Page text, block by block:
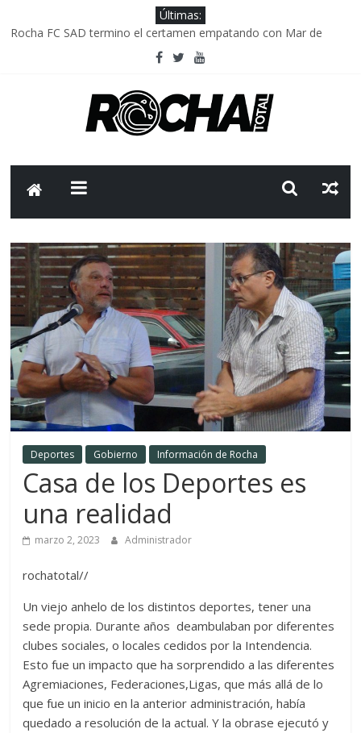
Últimas:
Rocha FC SAD termino el certamen empatando con Mar de
Delegación parlamentaria uruguaya llega a Israel; el Frente
Caso Charles Carrera: la causa que sobrevivió al paso del tiempo
Criminalidad en Uruguay: menos delitos,los homicidios son lo
Deportes Gobierno Información de Rocha
Casa de los Deportes es
una realidad
marzo 2, 2023 Administrador
rochatotal//
Un viejo anhelo de los distintos deportes, tener una
sede propia. Durante años deambulaban por diferentes
clubes sociales, o locales cedidos por la Intendencia.
Esto fue un impacto que ha sorprendido a las diferentes
Agremiaciones, Federaciones,Ligas, que más allá de lo
que fue un inicio en la anterior administración, había
quedado a resolución de la actual. Y la obrase ejecutó y